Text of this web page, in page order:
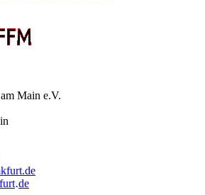
Main e.V.
·de